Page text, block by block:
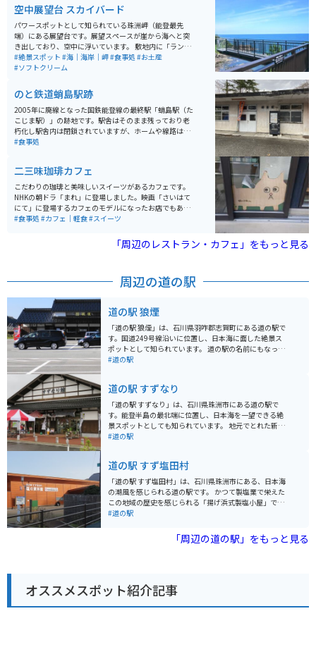
空中展望台 スカイバード
パワースポットとして知られている珠洲岬（能登最先
端）にある展望台です。展望スペースが崖から海へと突
き出しており、空中に浮いています。 敷地内に「ランプ
の宿」があり、宿泊もできます。すぐ近くにある「青の
洞窟」も神秘的な場所なので、合わせて訪れることをオ
困ることはないです。売店やトイレもあるので、観光と
休憩するのにちょうど良いです。
#絶景スポット #海｜海岸｜岬#食事処 #お土産
#ソフトクリーム
のと鉄道蛸島駅跡
2005年に廃線となった国鉄能登線の最終駅「蛸島駅（た
こじま駅）」の跡地です。駅舎はそのまま残っており老
朽化し駅舎内は閉鎖されていますが、ホームや線路は立
ち入る事ができます。 春は駅敷地内にある桜が咲き、花
能できます。 蛸島漁港が近く、漁港までの道のりは海に
面して気持ちがよい道路が続きます。 さらに、近くの正
院駅、すず駅、飯田駅なども駅舎跡として存在している
ので、廃線駅舎めぐりも楽しめます。すす駅は道の駅と
してもお土産ものを探すのにぴったりです。
#食事処
二三味珈琲カフェ
こだわりの珈琲と美味しいスイーツがあるカフェです。
NHKの朝ドラ「まれ」に登場しました。映画「さいはて
にて」に登場するカフェのモデルになったお店でもあり
ます。通り沿いにあり、一見すると倉庫っぽい見た目で
も可能で、挽いてある豆も販売しています。
#食事処 #カフェ｜軽食#スイーツ
「周辺のレストラン・カフェ」をもっと見る
周辺の道の駅
道の駅 狼煙
「道の駅 狼煙」は、石川県羽咋郡志賀町にある道の駅で
す。国道249号線沿いに位置し、日本海に面した絶景ス
ポットとして知られています。 道の駅の名前にもなって
いる「狼煙」は、かつてこの地で狼煙を上げて船の安全
レストランなどがあります。 新鮮な海の幸を味わえるレ
ストランが人気で、特に冬の味覚であるカニ料理は絶品
です。お土産には、地元で獲れた海産物の加工品や、輪
島の塩を使ったスイーツなどがおすすめです。 バイクで
訪れる場合、道の駅には広々とした駐車場が完備されて
には、能登金剛や巌門など、風光明媚な観光スポットも
点在しているので、ぜひ立ち寄ってみてください。
#道の駅
道の駅 すずなり
「道の駅 すずなり」は、石川県珠洲市にある道の駅で
す。能登半島の最北端に位置し、日本海を一望できる絶
景スポットとしても知られています。 地元でとれた新鮮
な魚介類を使った料理が自慢で、特に冬の味覚であるカ
ナーでは、地元の特産品や工芸品が販売されています。
バイクで訪れる場合、道の駅から千里浜なぎさドライブ
ウェイまでは約1時間ほどでアクセスできます。日本海を
眺めながら海岸線を走ることができる、バイク乗りにと
って最高のロケーションです。 道の駅 すずなりは、能登
#道の駅
道の駅 すず塩田村
「道の駅 すず塩田村」は、石川県珠洲市にある、日本海
の潮風を感じられる道の駅です。 かつて製塩業で栄えた
この地域の歴史を感じられる「揚げ浜式製塩小屋」で
は、塩作り体験をすることもできます。 併設されている
類を使った料理や、塩ソフトクリームなどのスイーツが
がおすすめです。 特に、道の駅オリジナルの「塩サイダ
ー」は、塩の旨味と炭酸の爽やかさが絶妙な、ここでし
か味わえない人気商品です。
#道の駅
「周辺の道の駅」をもっと見る
オススメスポット紹介記事